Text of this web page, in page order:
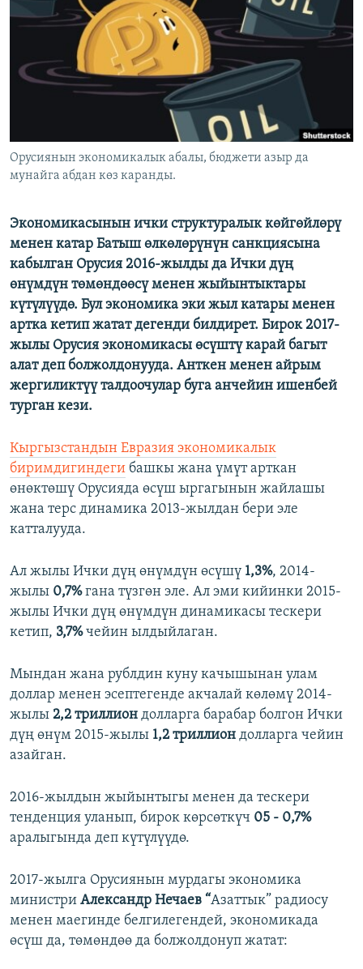
ЭЖЕ-СИҢДИЛЕР
ЫҢГАЙСЫЗ СУРООЛОР
ОНЛАЙН ШЕРИНЕ
ЭЕ/АРнун бардык сайттары
Орусиянын экономикалык абалы, бюджети азыр да
мунайга абдан көз каранды.
Экономикасынын ички структуралык көйгөйлөрү
менен катар Батыш өлкөлөрүнүн санкцияcына
кабылган Орусия 2016-жылды да Ички дүң
өнүмдүн төмөндөөсү менен жыйынтыктары
күтүлүүдө. Бул экономика эки жыл катары менен
артка кетип жатат дегенди билдирет. Бирок 2017-
жылы Орусия экономикасы өсүштү карай багыт
алат деп болжолдонууда. Анткен менен айрым
жергиликтүү талдоочулар буга анчейин ишенбей
турган кези.
Кыргызстандын Евразия экономикалык
биримдигиндеги башкы жана үмүт арткан
өнөктөшү Орусияда өсүш ыргагынын жайлашы
жана терс динамика 2013-жылдан бери эле
катталууда.
Ал жылы Ички дүң өнүмдүн өсүшү 1,3%, 2014-
жылы 0,7%гана түзгөн эле. Ал эми кийинки 2015-
жылы Ички дүң өнүмдүн динамикасы тескери
кетип, 3,7%чейин ылдыйлаган.
Мындан жана рублдин куну качышынан улам
доллар менен эсептегенде акчалай көлөмү 2014-
жылы 2,2 триллион долларга барабар болгон Ички
дүң өнүм 2015-жылы 1,2 триллион долларга чейин
азайган.
2016-жылдын жыйынтыгы менен да тескери
тенденция уланып, бирок көрсөткүч 05 - 0,7%
аралыгында деп күтүлүүдө.
2017-жылга Орусиянын мурдагы экономика
министри Александр Нечаев “Азаттык” радиосу
менен маегинде белгилегендей, экономикада
өсүш да, төмөндөө да болжолдонуп жатат: